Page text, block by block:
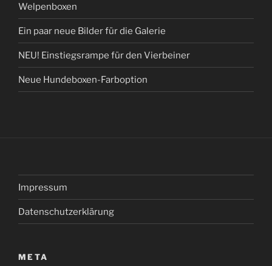
Welpenboxen
Ein paar neue Bilder für die Galerie
NEU! Einstiegsrampe für den Vierbeiner
Neue Hundeboxen-Farboption
Impressum
Datenschutzerklärung
META